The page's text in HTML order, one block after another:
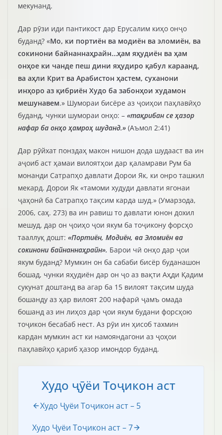
мекунанд.
Дар рӯзи иди пантикост дар Ерусалим киҳо онҷо
буданд? «Мо, ки портиён ва модиён ва эломиён, ва
сокинони байнаннаҳрайн…ҳам яҳудиён ва ҳам
онҳое ки чанде пеш дини яҳудиро қабул караанд,
ва аҳли Крит ва Арабистон ҳастем, суханони
инҳоро аз қибриён Худо ба забонҳои худамон
мешунавем.» Шумораи бисёре аз ҷоиҳои паҳлавӣҳо
буданд, чунки шумораи онҳо: – «тақрибан се ҳазор
нафар ба онҳо ҳамроҳ шуданд.» (Аъмол 2:41)
Дар рӯйхат понздаҳ макон нишон дода шудааст ва ин
аҷоиб аст ҳамаи вилоятҳои дар қаламрави Рум ба
монанди Сатрапҳо давлати Дорои Як, ки онро ташкил
мекард. Дорои Як «тамоми худуди давлати ягонаи
ҷаҳонӣ ба Сатрапҳо тақсим карда шуд.» (Умарзода,
2006, саҳ. 273) ва ин равиш то давлати юнон дохил
мешуд, дар он ҷоиҳо ҷои якум ба тоҷикону форсҳо
тааллуқ дошт: «Портиён, Модиён, ва Эломиён ва
сокинони байнаннаҳрайн». Барои чӣ онҳо дар ҷои
якум буданд? Мумкин он ба сабаби бисёр буданашон
бошад, чунки яҳудиён дар он ҷо аз вақти Аҳди Қадим
сукунат доштанд ва агар ба 15 вилоят тақсим шуда
бошанду аз ҳар вилоят 200 нафарӣ ҷамъ омада
бошанд аз ин лиҳоз дар ҷои якум будани форсҳою
тоҷикон бесабаб нест. Аз рӯи ин ҳисоб тахмин
кардан мумкин аст ки намояндагони аз ҷоҳои
паҳлавӣҳо қариб ҳазор имондор буданд.
Худо ҷӯёи Тоҷикон аст
Худо Ҷуёи Тоҷикон аст – 5
Худо Ҷуёи Тоҷикон аст – 7